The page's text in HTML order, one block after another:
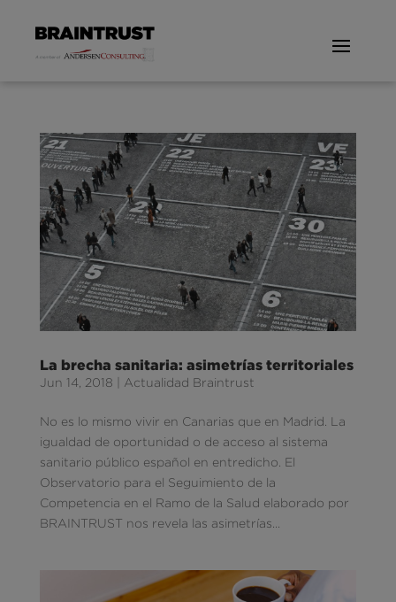
La brecha sanitaria: asimetrías territoriales
Jun 14, 2018 Actualidad Braintrust
No es lo mismo vivir en Canarias que en Madrid. La
igualdad de oportunidad o de acceso al sistema
sanitario público español en entredicho. El
Observatorio para el Seguimiento de la
Competencia en el Ramo de la Salud elaborado por
BRAINTRUST nos revela las asimetrías...